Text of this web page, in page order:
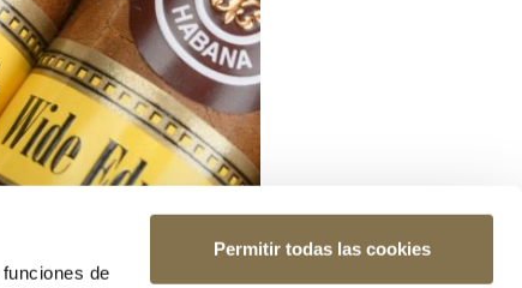
de
Permitir todas las cookies